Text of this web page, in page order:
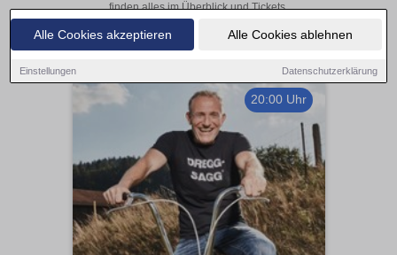
Alle Cookies akzeptieren Alle Cookies ablehnen
Einstellungen Datenschutzerklärung
finden alles im Überblick und Tickets.
20:00 Uhr